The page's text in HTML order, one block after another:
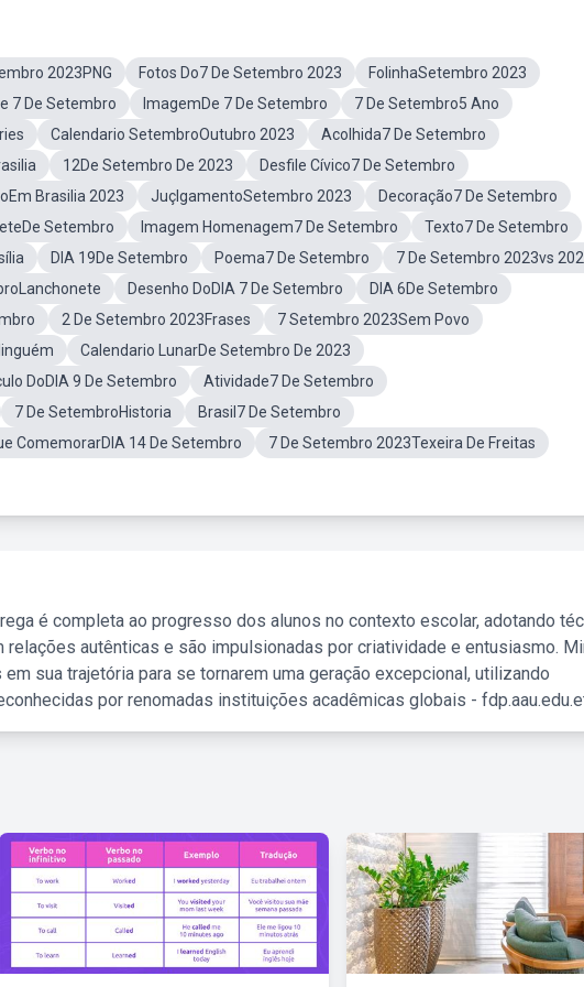
2023PNG Fotos Do7 De Setembro 2023
FolinhaSetembro 2023
7 De Setembro ImagemDe 7 De Setembro
7 De Setembro5 Ano
Calendario SetembroOutubro 2023
Acolhida7 De Setembro
12De Setembro De 2023
Desfile Cívico7 De Setembro
Brasilia 2023 JuçlgamentoSetembro 2023
Decoração7 De Setembro
Setembro Imagem Homenagem7 De Setembro
Texto7 De Setembro
DIA 19De Setembro Poema7 De Setembro
7 De Setembro 2023vs
Desenho DoDIA 7 De Setembro
DIA 6De Setembro
2 De Setembro 2023Frases
7 Setembro 2023Sem Povo
Calendario LunarDe Setembro De 2023
DoDIA 9 De Setembro
Atividade7 De Setembro
7 De SetembroHistoria
Brasil7 De Setembro
ComemorarDIA 14 De Setembro
7 De Setembro 2023Texeira De Freitas
é completa ao progresso dos alunos no contexto escolar, adotando
relações autênticas e são impulsionadas por criatividade e entusiasmo.
sua trajetória para se tornarem uma geração excepcional, utilizando
por renomadas instituições acadêmicas globais -